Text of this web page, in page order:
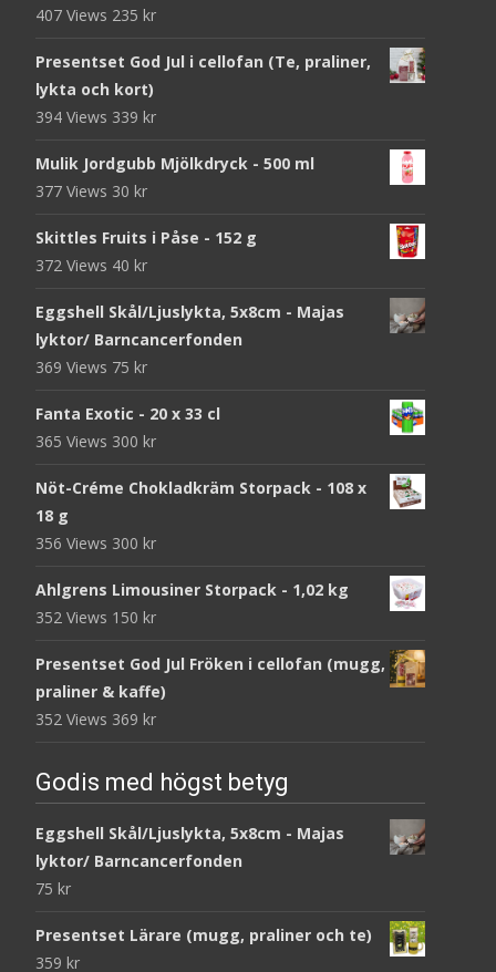
407 Views 235 kr
Presentset God Jul i cellofan (Te, praliner,
lykta och kort)
394 Views 339 kr
Mulik Jordgubb Mjölkdryck - 500 ml
377 Views 30 kr
Skittles Fruits i Påse - 152 g
372 Views 40 kr
Eggshell Skål/Ljuslykta, 5x8cm - Majas
lyktor/ Barncancerfonden
369 Views 75 kr
Fanta Exotic - 20 x 33 cl
365 Views 300 kr
Nöt-Créme Chokladkräm Storpack - 108 x
18 g
356 Views 300 kr
Ahlgrens Limousiner Storpack - 1,02 kg
352 Views 150 kr
Presentset God Jul Fröken i cellofan (mugg,
praliner & kaffe)
352 Views 369 kr
Godis med högst betyg
Eggshell Skål/Ljuslykta, 5x8cm - Majas
lyktor/ Barncancerfonden
75 kr
Presentset Lärare (mugg, praliner och te)
359 kr